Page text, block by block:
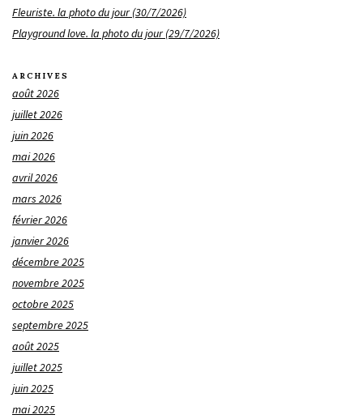
Fleuriste. la photo du jour (30/7/2026)
Playground love. la photo du jour (29/7/2026)
ARCHIVES
août 2026
juillet 2026
juin 2026
mai 2026
avril 2026
mars 2026
février 2026
janvier 2026
décembre 2025
novembre 2025
octobre 2025
septembre 2025
août 2025
juillet 2025
juin 2025
mai 2025